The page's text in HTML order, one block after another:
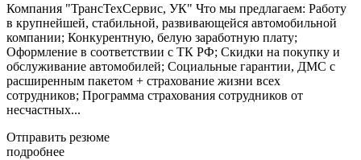
Компания "ТрансТехСервис, УК" Что мы предлагаем: Работу
в крупнейшей, стабильной, развивающейся автомобильной
компании; Конкурентную, белую заработную плату;
Оформление в соответствии с ТК РФ; Скидки на покупку и
обслуживание автомобилей; Социальные гарантии, ДМС с
расширенным пакетом + страхование жизни всех
сотрудников; Программа страхования сотрудников от
несчастных...
Отправить резюме
подробнее